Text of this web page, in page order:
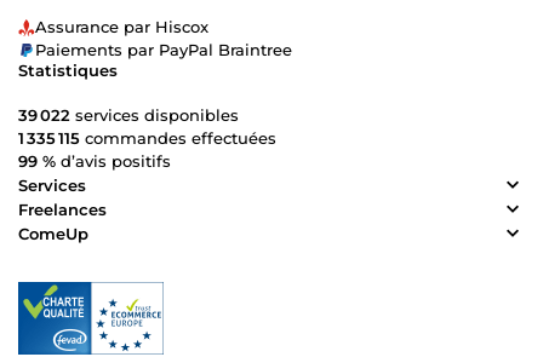
Assurance par Hiscox
Paiements par PayPal Braintree
Statistiques
39 022 services disponibles
1 335 115 commandes effectuées
99 % d’avis positifs
Services
Freelances
ComeUp